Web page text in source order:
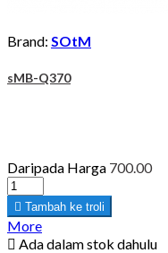
Brand: SOtM
sMB-Q370
Daripada Harga 700.00
 Tambah ke troli
More
 Ada dalam stok dahulu